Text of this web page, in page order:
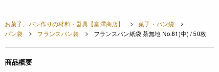
お菓子、パン作りの材料・器具【富澤商店】
菓子・パン袋
パン袋
フランスパン袋 フランスパン紙袋 茶無地 No.81(中) / 50枚
商品概要